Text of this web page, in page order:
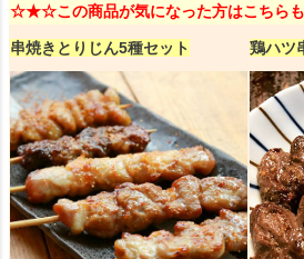
☆★☆この商品が気になった方はこち
串焼きとりじん5種セット 鶏ハツ